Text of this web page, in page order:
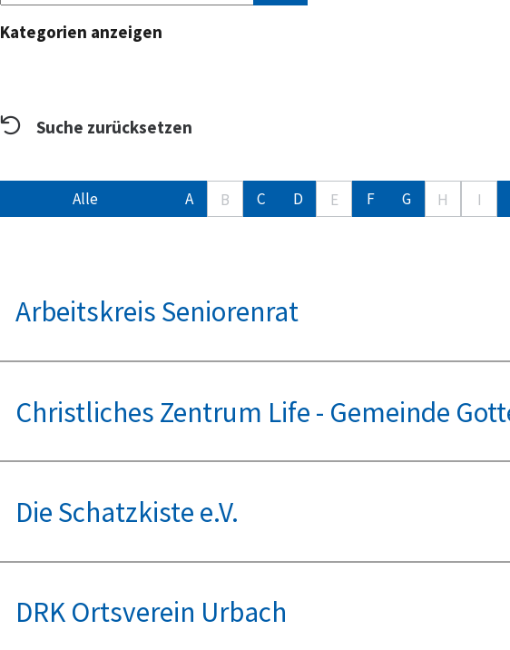
Kategorien anzeigen
Suche zurücksetzen
Alle A B C D E F G H I
Arbeitskreis Seniorenrat
Christliches Zentrum Life - Gemeinde
Die Schatzkiste e.V.
DRK Ortsverein Urbach